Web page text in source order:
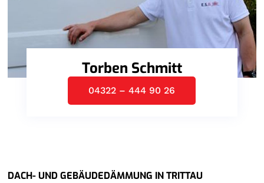
Torben Schmitt
04322 – 444 90 26
DACH- UND GEBÄUDEDÄMMUNG IN TRITTAU